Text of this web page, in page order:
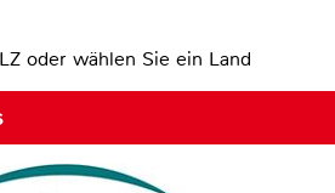
oder wählen Sie ein Land